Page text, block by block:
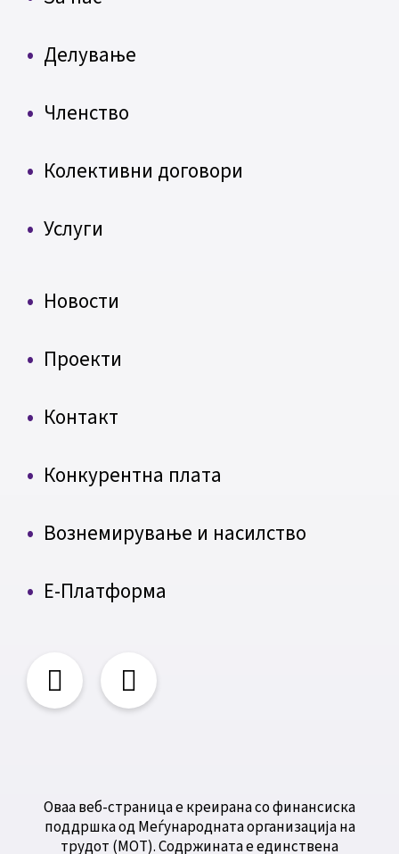
Делување
Членство
Колективни договори
Услуги
Новости
Проекти
Контакт
Конкурентна плата
Вознемирување и насилство
Е-Платформа
Оваа веб-страница е креирана со финансиска
поддршка од Меѓународната организација на
трудот (МОТ). Содржината е единствена